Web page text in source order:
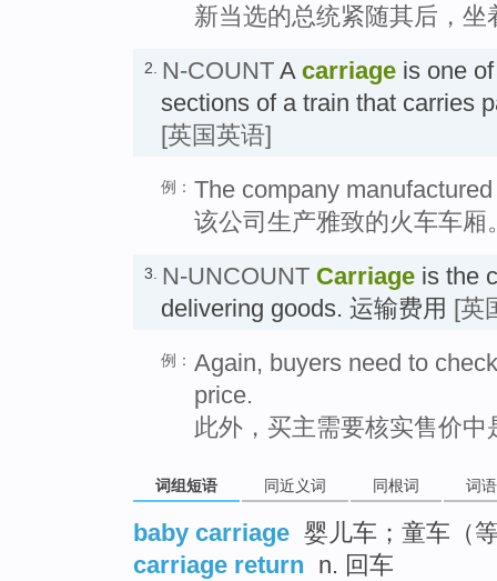
新当选的总统紧随其后，
2. N-COUNT A carriage is one
sections of a train that carries
[英国英语]
例： The company
该公司生产雅致的火车车厢
3. N-UNCOUNT Carriage is the
delivering goods. 运输费用 [英
例： Again, buyers need to
price.
此外，买主需要核实售价中
词组短语 同近义词 同根词 词
baby carriage 婴儿车；童车（
carriage return n. 回车